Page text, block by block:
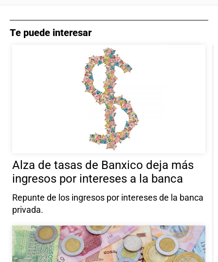
Te puede interesar
Alza de tasas de Banxico deja más
ingresos por intereses a la banca
Repunte de los ingresos por intereses de la banca
privada.